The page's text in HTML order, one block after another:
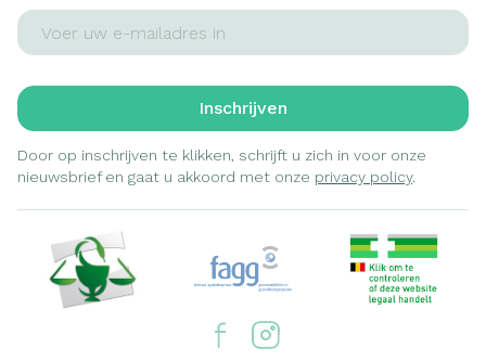
E-mail adres
Inschrijven
Door op inschrijven te klikken, schrijft u zich in voor onze
nieuwsbrief en gaat u akkoord met onze privacy policy.